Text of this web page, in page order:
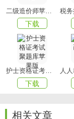
2. 功能布局：主
一目了然，方便用
3. 技术实现：通
度的翻译结果，
app创新
1. 智能推荐：根
2. 同声传译：支
二级造价师苹果版
下载
护士资格证考试聚题库苹果版
下载
相关文章